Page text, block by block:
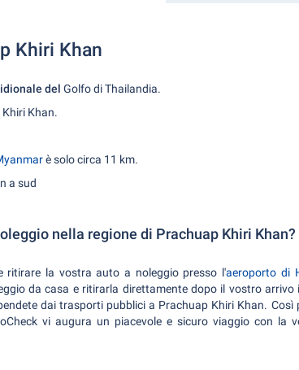
Khiri Khan
del Golfo di Thailandia.
Khan.
è solo circa 11 km.
a sud
nella regione di Prachuap Khiri Khan?
ritirare la vostra auto a noleggio presso l'aeroporto di
da casa e ritirarla direttamente dopo il vostro arrivo
dai trasporti pubblici a Prachuap Khiri Khan.
vi augura un piacevole e sicuro viaggio con